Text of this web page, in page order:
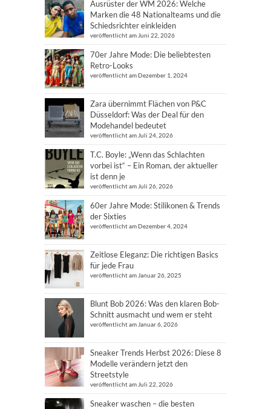
Ausrüster der WM 2026: Welche
Marken die 48 Nationalteams und die
Schiedsrichter einkleiden
veröffentlicht am Juni 22, 2026
70er Jahre Mode: Die beliebtesten
Retro-Looks
veröffentlicht am Dezember 1, 2024
Zara übernimmt Flächen von P&C
Düsseldorf: Was der Deal für den
Modehandel bedeutet
veröffentlicht am Juli 24, 2026
T.C. Boyle: „Wenn das Schlachten
vorbei ist“ – Ein Roman, der aktueller
ist denn je
veröffentlicht am Juli 26, 2026
60er Jahre Mode: Stilikonen & Trends
der Sixties
veröffentlicht am Dezember 4, 2024
Zeitlose Eleganz: Die richtigen Basics
für jede Frau
veröffentlicht am Januar 26, 2025
Blunt Bob 2026: Was den klaren Bob-
Schnitt ausmacht und wem er steht
veröffentlicht am Januar 6, 2026
Sneaker Trends Herbst 2026: Diese 8
Modelle verändern jetzt den
Streetstyle
veröffentlicht am Juli 22, 2026
Sneaker waschen – die besten